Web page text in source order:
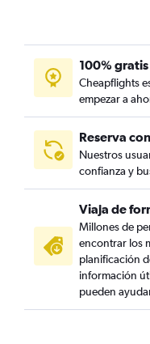
100% gratis
Cheapflights
empezar a
Reserva
Nuestros
confianza y
Viaja de
Millones de
encontrar los
planificación
información
pueden